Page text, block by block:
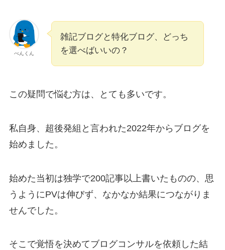
ぺんくん
雑記ブログと特化ブログ、どっち
を選べばいいの？
この疑問で悩む方は、とても多いです。
私自身、超後発組と言われた2022年からブログを
始めました。
始めた当初は独学で200記事以上書いたものの、思
うようにPVは伸びず、なかなか結果につながりま
せんでした。
そこで覚悟を決めてブログコンサルを依頼した結